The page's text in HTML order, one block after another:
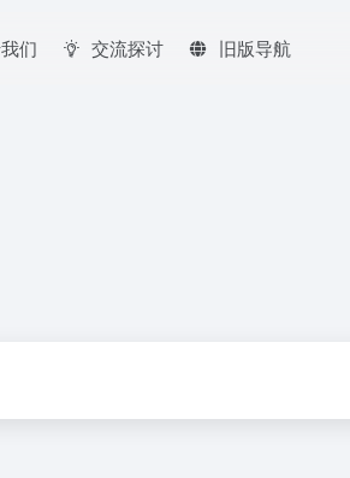
们 交流探讨 旧版导航